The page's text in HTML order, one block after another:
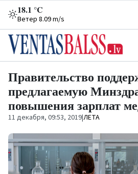
18.1 °C
Ветер 8.09 m/s
Правительство
предлагаемую
повышения зарплат
11 декабря, 09:53, 2019|ЛЕТА